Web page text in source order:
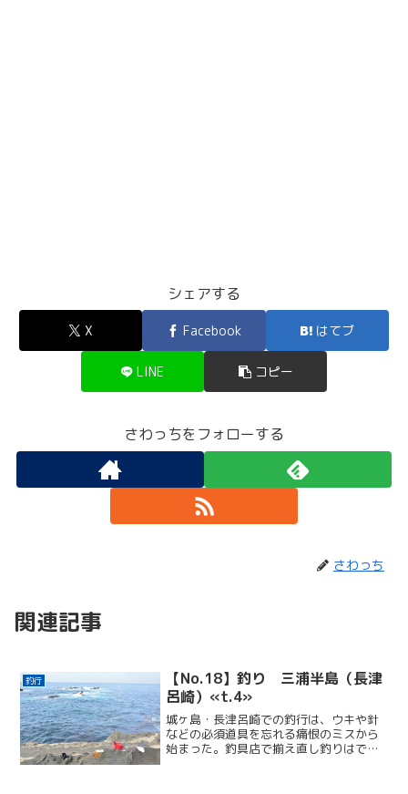
シェアする
X Facebook はてブ
LINE コピー
さわっちをフォローする
さわっち
関連記事
釣行
【No.18】釣り 三浦半島（長津
呂崎）«t.4»
城ヶ島・長津呂崎での釣行は、ウキや針
などの必須道具を忘れる痛恨のミスから
始まった。釣具店で揃え直し釣りはでき